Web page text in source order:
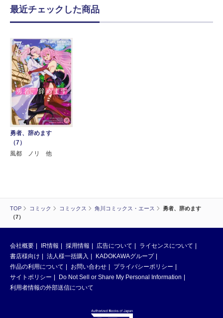
TOP コミック コミックス 角川コミックス・エース
勇者、辞めます
（7）
最近チェックした商品
勇者、辞めます
（7）
風都 ノリ 他
会社概要 IR情報 採用情報 広告について
ライセンスについて
書店様向け
法人様一括購入
KADOKAWAグループ
作品の利用について
お問い合わせ
プライバシーポリシー
サイトポリシー
Do Not Sell or Share My Personal Information
利用者情報の外部送信について